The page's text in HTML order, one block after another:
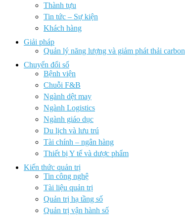
Thành tựu
Tin tức – Sự kiện
Khách hàng
Giải pháp
Quản lý năng lượng và giảm phát thải carbon
Chuyển đổi số
Bệnh viện
Chuỗi F&B
Ngành dệt may
Ngành Logistics
Ngành giáo dục
Du lịch và lưu trú
Tài chính – ngân hàng
Thiết bị Y tế và dược phẩm
Kiến thức quản trị
Tin công nghệ
Tài liệu quản trị
Quản trị hạ tầng số
Quản trị vận hành số